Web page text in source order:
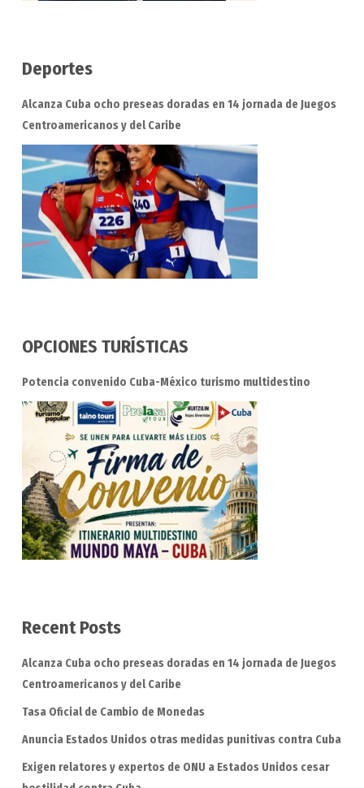
Deportes
Alcanza Cuba ocho preseas doradas en 14 jornada de Juegos
Centroamericanos y del Caribe
OPCIONES TURÍSTICAS
Potencia convenido Cuba-México turismo multidestino
Recent Posts
Alcanza Cuba ocho preseas doradas en 14 jornada de Juegos
Centroamericanos y del Caribe
Tasa Oficial de Cambio de Monedas
Anuncia Estados Unidos otras medidas punitivas contra Cuba
Exigen relatores y expertos de ONU a Estados Unidos cesar